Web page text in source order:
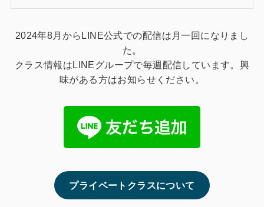
2024年8月からLINE公式での配信は月一回になりまし
た。
クラス情報はLINEグループで毎週配信しています。興
味がある方はお知らせください。
プライベートクラスについて